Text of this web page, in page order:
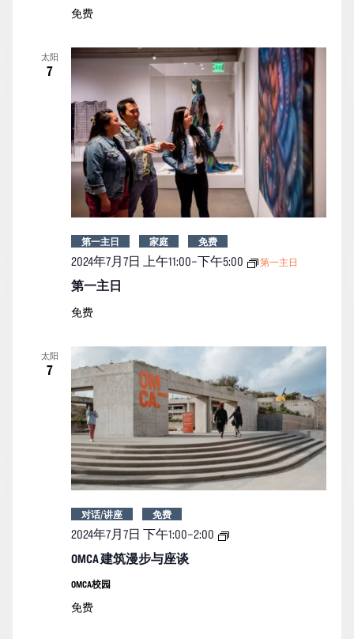
免费
太阳
7
第一主日
2024年7月7日 上午11:00–下午5:00 第一主日
第一主日 家庭 免费
免费
太阳
7
OMCA 建筑漫步与座谈
2024年7月7日 下午1:00–2:00
OMCA
对话/讲座 免费
OMCA校园
免费